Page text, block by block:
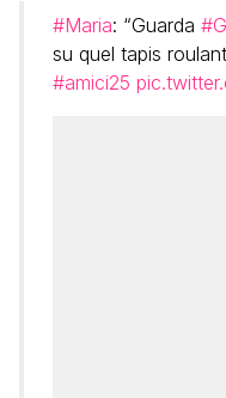
#Maria: “Guarda
su quel tapis
#amici25